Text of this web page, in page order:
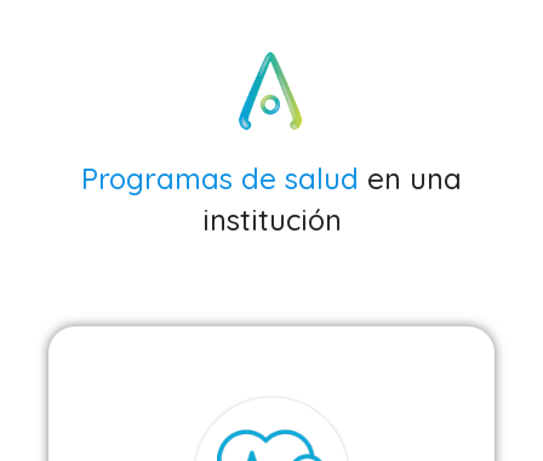
Programas de salud en una
institución